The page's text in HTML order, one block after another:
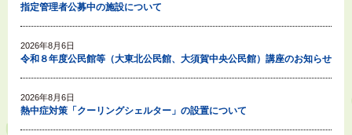
指定管理者公募中の施設について
2026年8月6日
令和８年度公民館等（大東北公民館、大須賀中央公民館）講座のお知らせ
2026年8月6日
熱中症対策「クーリングシェルター」の設置について